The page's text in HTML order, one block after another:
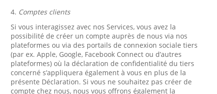
4. Comptes clients
Si vous interagissez avec nos Services, vous avez la
possibilité de créer un compte auprès de nous via nos
plateformes ou via des portails de connexion sociale tiers
(par ex. Apple, Google, Facebook Connect ou d’autres
plateformes) où la déclaration de confidentialité du tiers
concerné s’appliquera également à vous en plus de la
présente Déclaration. Si vous ne souhaitez pas créer de
compte chez nous, nous vous offrons également la